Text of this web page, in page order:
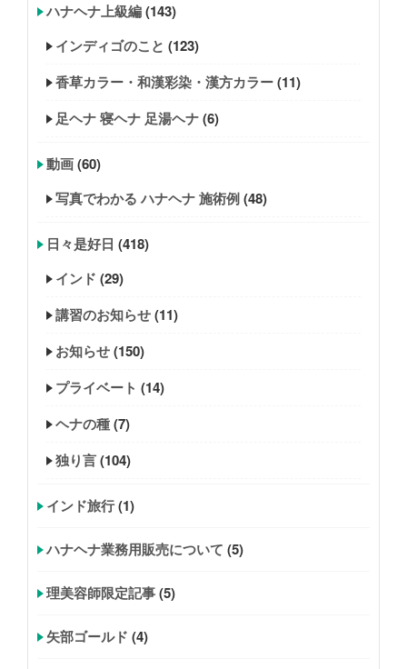
ハナヘナ上級編(143)
インディゴのこと (123)
香草カラー・和漢彩染・漢方カラー(11)
足ヘナ 寝ヘナ 足湯ヘナ(6)
動画(60)
写真でわかる ハナヘナ 施術例(48)
日々是好日 (418)
インド (29)
講習のお知らせ(11)
お知らせ(150)
プライベート (14)
ヘナの種(7)
独り言(104)
インド旅行(1)
ハナヘナ業務用販売について (5)
理美容師限定記事(5)
矢部ゴールド (4)